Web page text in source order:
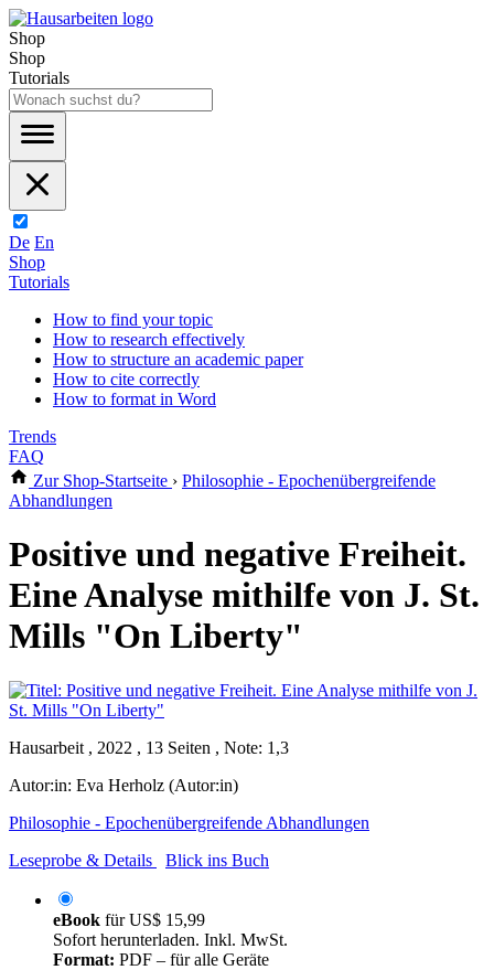
Shop
Shop
Tutorials
De En
Shop
Tutorials
How to find your topic
How to research effectively
How to structure an academic paper
How to cite correctly
How to format in Word
Trends
FAQ
Zur Shop-Startseite › Philosophie - Epochenübergreifende
Abhandlungen
Positive und negative Freiheit.
Eine Analyse mithilfe von J. St.
Mills "On Liberty"
Hausarbeit , 2022 , 13 Seiten , Note: 1,3
Autor:in: Eva Herholz (Autor:in)
Philosophie - Epochenübergreifende Abhandlungen
Leseprobe & Details
Blick ins Buch
eBook fürUS$ 15,99
Sofort herunterladen. Inkl. MwSt.
Format: PDF – für alle Geräte